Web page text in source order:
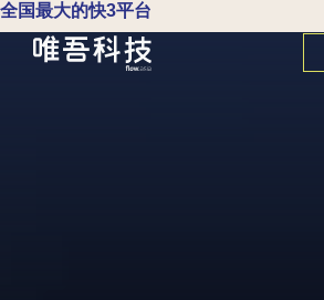
全国最大的快3平台